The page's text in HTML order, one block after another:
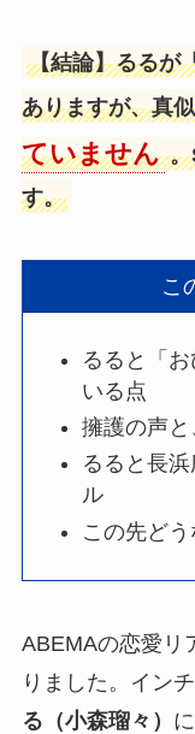
【結論】るるが
ありますが、真
ていません
す。
こ
るると「
いる点
擁護の声
るると長
ル
この先ど
ABEMAの恋愛リ
りました。イン
る（小森瑠々）